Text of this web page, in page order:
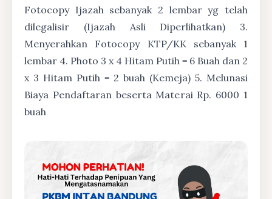
Fotocopy Ijazah sebanyak 2 lembar yg telah
dilegalisir (Ijazah Asli Diperlihatkan) 3.
Menyerahkan Fotocopy KTP/KK sebanyak 1
lembar 4. Photo 3 x 4 Hitam Putih = 6 Buah dan 2
x 3 Hitam Putih = 2 buah (Kemeja) 5. Melunasi
Biaya Pendaftaran beserta Materai Rp. 6000 1
buah